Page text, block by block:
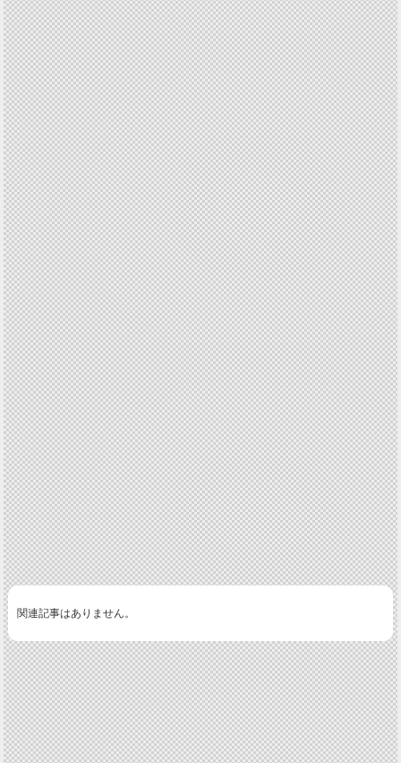
関連記事はありません。